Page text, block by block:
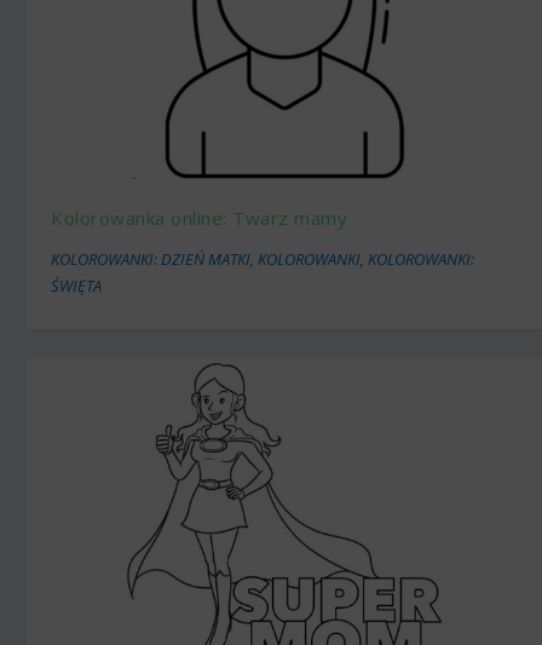
Kolorowanka online: Twarz mamy
KOLOROWANKI: DZIEŃ MATKI,KOLOROWANKI,KOLOROWANKI:
ŚWIĘTA